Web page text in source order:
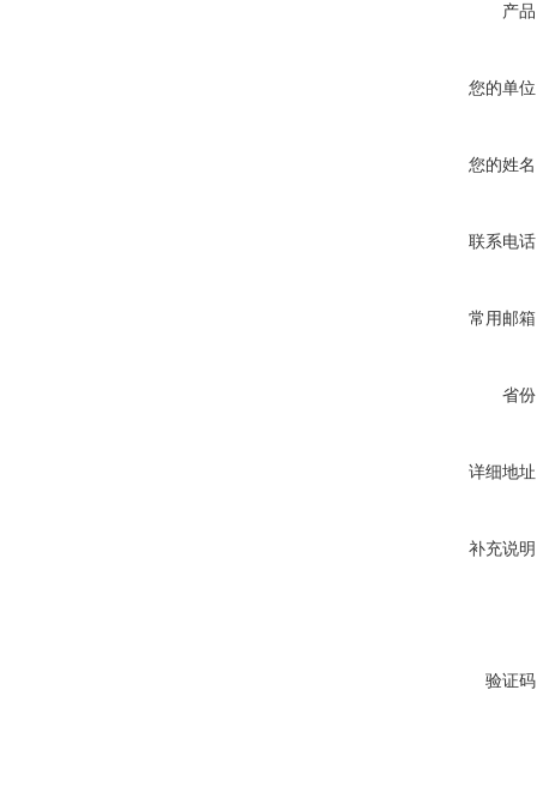
产
您的单
您的姓
联系电
常用邮
省
详细地
补充说
验证